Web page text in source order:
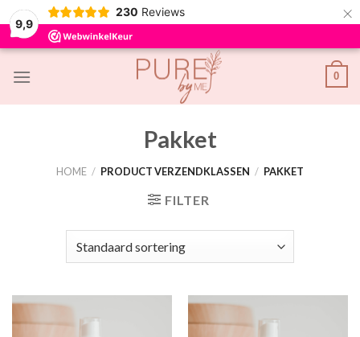
9,9
230 Reviews ×
Skip
0
Pakket
HOME / PRODUCT VERZENDKLASSEN / PAKKET
FILTER